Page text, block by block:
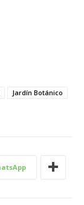
Jardín Botánico